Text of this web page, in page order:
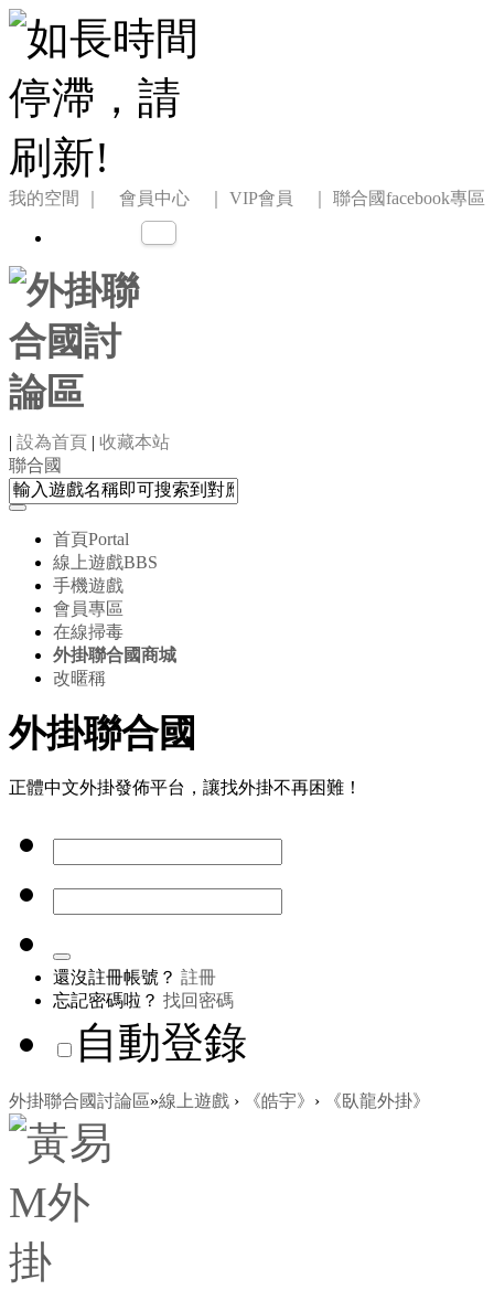
我的空間 ｜ 會員中心 ｜ VIP會員 ｜ 聯合國facebook專區
| 設為首頁 | 收藏本站
聯合國
首頁Portal
線上遊戲BBS
手機遊戲
會員專區
在線掃毒
外掛聯合國商城
改暱稱
外掛聯合國
正體中文外掛發佈平台，讓找外掛不再困難！
還沒註冊帳號？ 註冊
忘記密碼啦？ 找回密碼
自動登錄
外掛聯合國討論區»線上遊戲 › 《皓宇》 › 《臥龍外掛》